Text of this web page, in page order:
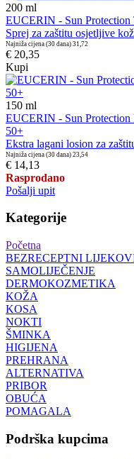
200 ml
EUCERIN - Sun Protection
Sprej za zaštitu osjetljive
Najniža cijena (30 dana) 31,72
€ 20,35
Kupi
150 ml
EUCERIN - Sun Protection
50+
Ekstra lagani losion za
Najniža cijena (30 dana) 23,54
€ 14,13
Rasprodano
Pošalji upit
Kategorije
Početna
BEZRECEPTNI
SAMOLIJEČENJE
DERMOKOZMETIKA
KOŽA
KOSA
NOKTI
ŠMINKA
HIGIJENA
PREHRANA
ALTERNATIVA
PRIBOR
OBUĆA
POMAGALA
Podrška kupcima